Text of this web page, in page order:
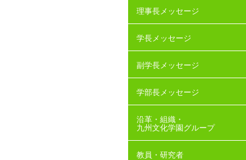
理事長メッセージ
学長メッセージ
副学長メッセージ
学部長メッセージ
沿革・組織・
九州文化学園グループ
教員・研究者